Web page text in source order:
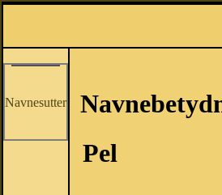
Navnesutter
Pel